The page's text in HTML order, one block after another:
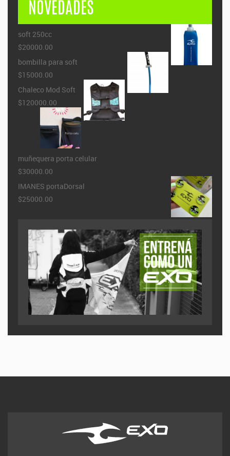
NOVEDADES
soft 250cc
$20000.00
bombilla para soft
$15000.00
Chaleco Mod Soft
$120000.00
muñequera porta celular
$30000.00
IMANES portaDorsal
$25000.00